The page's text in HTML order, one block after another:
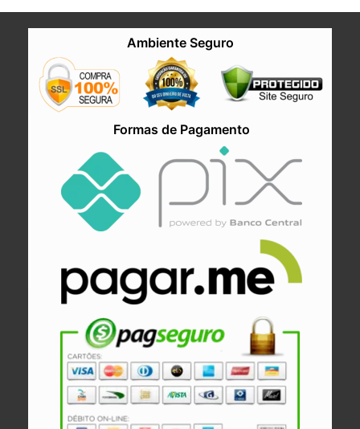
Ambiente Seguro
Formas de Pagamento